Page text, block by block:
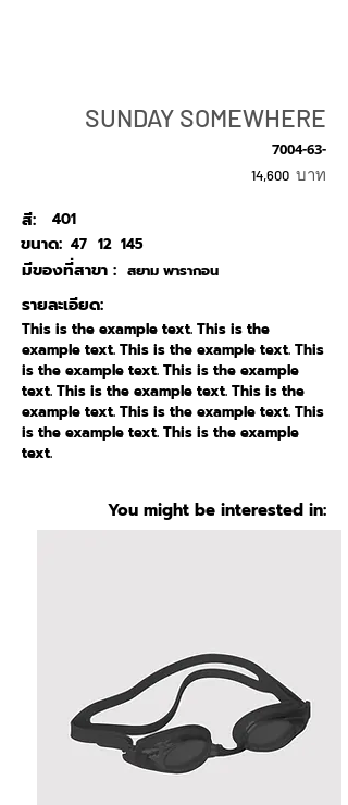
SUNDAY SOMEWHERE
7004-63-
14,600 บาท
สี:
401
47
ขนาด: 12 145
สยาม พารากอน
มีของที่สาขา :
รายละเอียด:
This is the example text. This is the
example text. This is the example text. This
is the example text. This is the example
text. This is the example text. This is the
example text. This is the example text. This
is the example text. This is the example
text.
You might be interested in: